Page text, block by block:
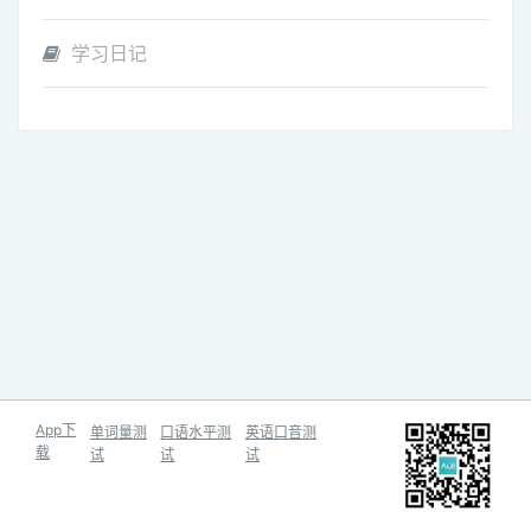
学习日记
App下
载
单词量测
试
口语水平测
试
英语口音测
试